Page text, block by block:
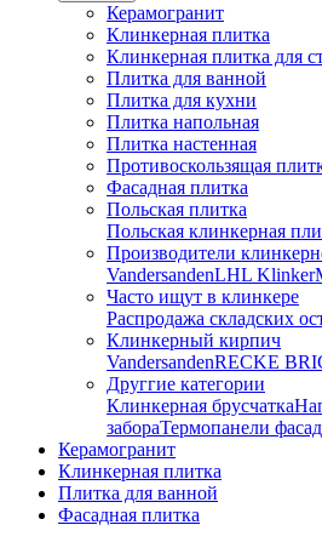
Керамогранит
Клинкерная плитка
Клинкерная плитка для
Плитка для ванной
Плитка для кухни
Плитка напольная
Плитка настенная
Противоскользящая
Фасадная плитка
Польская плитка
Польская клинкерная
Производители
VandersandenLHL Klinker
Часто ищут в клинкере
Распродажа складских
Клинкерный кирпич
VandersandenRECKE
Друггие категории
Клинкерная брусчатка
забораТермопанели
Керамогранит
Клинкерная плитка
Плитка для ванной
Фасадная плитка